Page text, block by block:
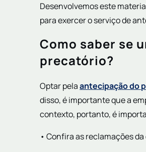
Desenvolvemos este
para exercer o serviço de
Como saber se
precatório?
Optar pelaantecipação do
disso, é importante que a
contexto, portanto, é
• Confira as reclamações